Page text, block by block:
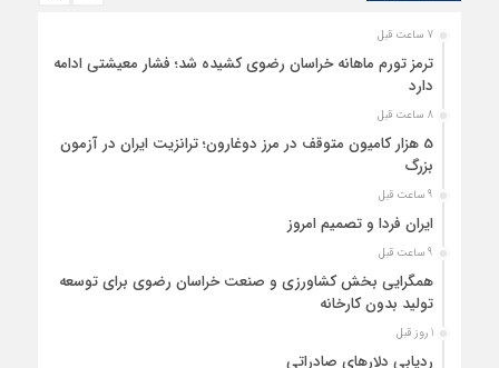
7 ساعت قبل
ترمز تورم ماهانه خراسان رضوی کشیده شد؛ فشار معیشتی ادامه
دارد
8 ساعت قبل
5 هزار کامیون متوقف در مرز دوغارون؛ ترانزیت ایران در آزمون
بزرگ
9 ساعت قبل
ایران فردا و تصمیم امروز
9 ساعت قبل
همگرایی بخش کشاورزی و صنعت خراسان رضوی برای توسعه
تولید بدون کارخانه
1 روز قبل
ردیابی دلارهای صادراتی